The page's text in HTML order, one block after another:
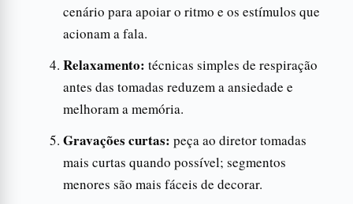
cenário para apoiar o ritmo e os estímulos que
acionam a fala.
Relaxamento: técnicas simples de respiração
antes das tomadas reduzem a ansiedade e
melhoram a memória.
Gravações curtas: peça ao diretor tomadas
mais curtas quando possível; segmentos
menores são mais fáceis de decorar.